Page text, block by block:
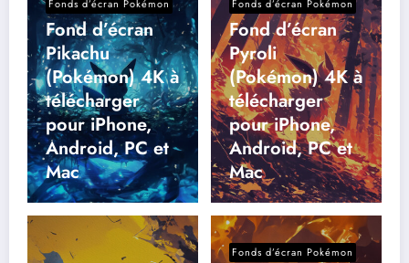
Fonds d’écran Pokémon
Fond d’écran
Pikachu
(Pokémon) 4K à
télécharger
pour iPhone,
Android, PC et
Mac
Fonds d’écran Pokémon
Fond d’écran
Pyroli
(Pokémon) 4K à
télécharger
pour iPhone,
Android, PC et
Mac
Fonds d’écran Pokémon